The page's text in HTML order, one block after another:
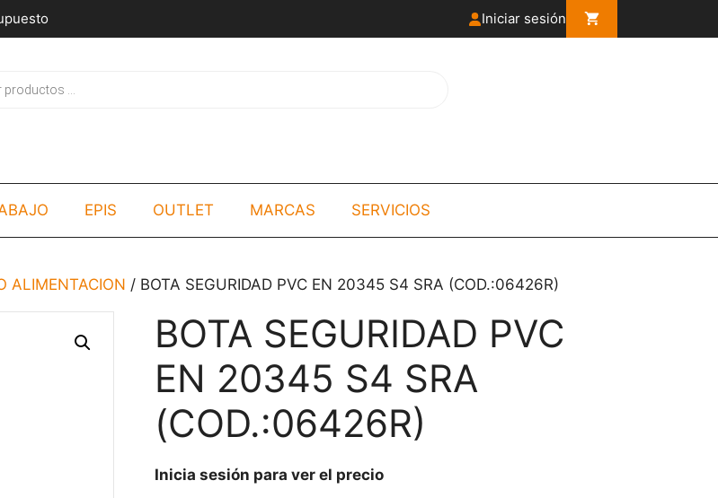
Iniciar sesión
EPIS OUTLET MARCAS SERVICIOS
ALIMENTACION / BOTA SEGURIDAD PVC EN 20345 S4 SRA (COD.:06426R)
BOTA SEGURIDAD PVC
EN 20345 S4 SRA
(COD.:06426R)
Inicia sesión para ver el precio